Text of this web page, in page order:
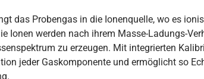
das Probengas in die Ionenquelle, wo es
Ionen werden nach ihrem Masse-Ladungs-
zu erzeugen. Mit integrierten
jeder Gaskomponente und ermöglicht so